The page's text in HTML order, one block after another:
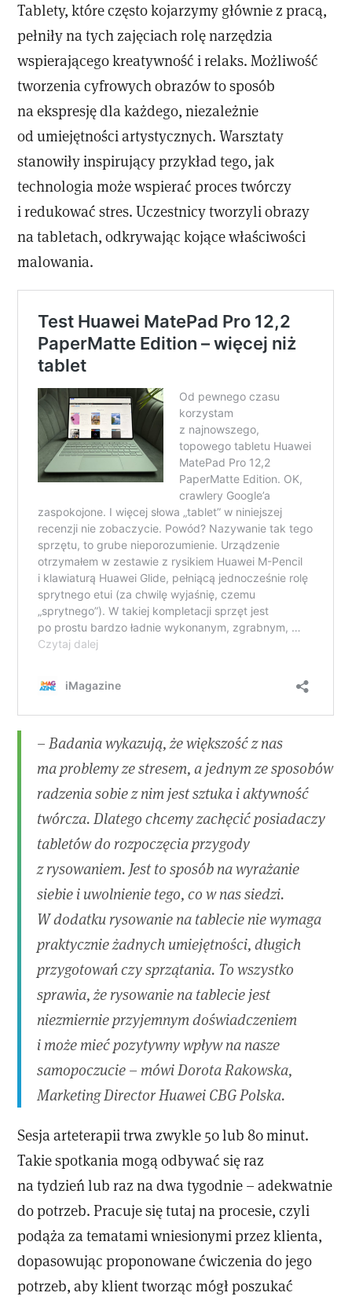
Tablety, które często kojarzymy głównie z pracą,
pełniły na tych zajęciach rolę narzędzia
wspierającego kreatywność i relaks. Możliwość
tworzenia cyfrowych obrazów to sposób
na ekspresję dla każdego, niezależnie
od umiejętności artystycznych. Warsztaty
stanowiły inspirujący przykład tego, jak
technologia może wspierać proces twórczy
i redukować stres. Uczestnicy tworzyli obrazy
na tabletach, odkrywając kojące właściwości
malowania.
– Badania wykazują, że większość z nas
ma problemy ze stresem, a jednym ze sposobów
radzenia sobie z nim jest sztuka i aktywność
twórcza. Dlatego chcemy zachęcić posiadaczy
tabletów do rozpoczęcia przygody
z rysowaniem. Jest to sposób na wyrażanie
siebie i uwolnienie tego, co w nas siedzi.
W dodatku rysowanie na tablecie nie wymaga
praktycznie żadnych umiejętności, długich
przygotowań czy sprzątania. To wszystko
sprawia, że rysowanie na tablecie jest
niezmiernie przyjemnym doświadczeniem
i może mieć pozytywny wpływ na nasze
samopoczucie – mówi Dorota Rakowska,
Marketing Director Huawei CBG Polska.
Sesja arteterapii trwa zwykle 50 lub 80 minut.
Takie spotkania mogą odbywać się raz
na tydzień lub raz na dwa tygodnie – adekwatnie
do potrzeb. Pracuje się tutaj na procesie, czyli
podąża za tematami wniesionymi przez klienta,
dopasowując proponowane ćwiczenia do jego
potrzeb, aby klient tworząc mógł poszukać